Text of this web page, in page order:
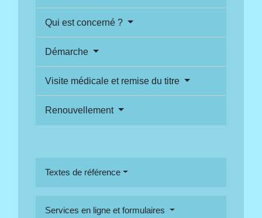
Qui est concerné ?
Démarche
Visite médicale et remise du titre
Renouvellement
Textes de référence
Services en ligne et formulaires